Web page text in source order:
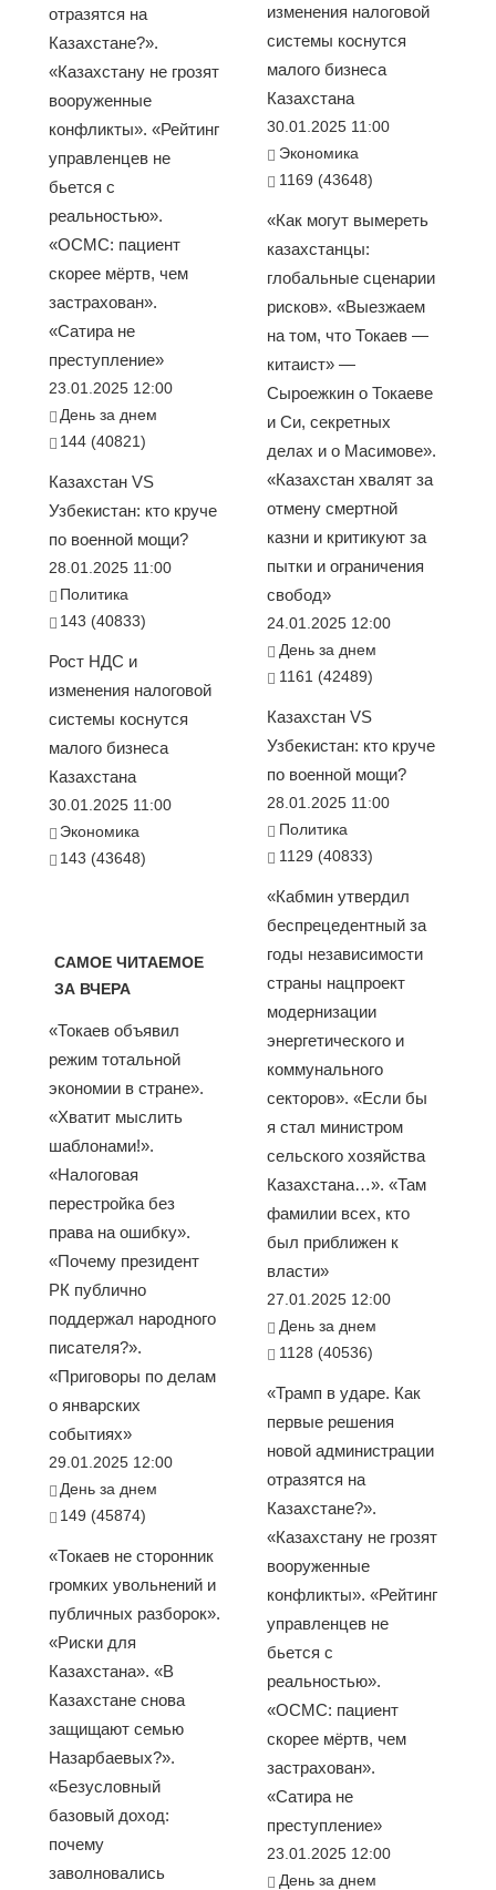
отразятся на
Казахстане?».
«Казахстану не грозят
вооруженные
конфликты». «Рейтинг
управленцев не
бьется с
реальностью».
«ОСМС: пациент
скорее мёртв, чем
застрахован».
«Сатира не
преступление»
23.01.2025 12:00
День за днем
144 (40821)
Казахстан VS
Узбекистан: кто круче
по военной мощи?
28.01.2025 11:00
Политика
143 (40833)
Рост НДС и
изменения налоговой
системы коснутся
малого бизнеса
Казахстана
30.01.2025 11:00
Экономика
143 (43648)
САМОЕ ЧИТАЕМОЕ
ЗА ВЧЕРА
«Токаев объявил
режим тотальной
экономии в стране».
«Хватит мыслить
шаблонами!».
«Налоговая
перестройка без
права на ошибку».
«Почему президент
РК публично
поддержал народного
писателя?».
«Приговоры по делам
о январских
событиях»
29.01.2025 12:00
День за днем
149 (45874)
«Токаев не сторонник
громких увольнений и
публичных разборок».
«Риски для
Казахстана». «В
Казахстане снова
защищают семью
Назарбаевых?».
«Безусловный
базовый доход:
почему
заволновались
изменения налоговой
системы коснутся
малого бизнеса
Казахстана
30.01.2025 11:00
Экономика
1169 (43648)
«Как могут вымереть
казахстанцы:
глобальные сценарии
рисков». «Выезжаем
на том, что Токаев —
китаист» —
Сыроежкин о Токаеве
и Си, секретных
делах и о Масимове».
«Казахстан хвалят за
отмену смертной
казни и критикуют за
пытки и ограничения
свобод»
24.01.2025 12:00
День за днем
1161 (42489)
Казахстан VS
Узбекистан: кто круче
по военной мощи?
28.01.2025 11:00
Политика
1129 (40833)
«Кабмин утвердил
беспрецедентный за
годы независимости
страны нацпроект
модернизации
энергетического и
коммунального
секторов». «Если бы
я стал министром
сельского хозяйства
Казахстана…». «Там
фамилии всех, кто
был приближен к
власти»
27.01.2025 12:00
День за днем
1128 (40536)
«Трамп в ударе. Как
первые решения
новой администрации
отразятся на
Казахстане?».
«Казахстану не грозят
вооруженные
конфликты». «Рейтинг
управленцев не
бьется с
реальностью».
«ОСМС: пациент
скорее мёртв, чем
застрахован».
«Сатира не
преступление»
23.01.2025 12:00
День за днем